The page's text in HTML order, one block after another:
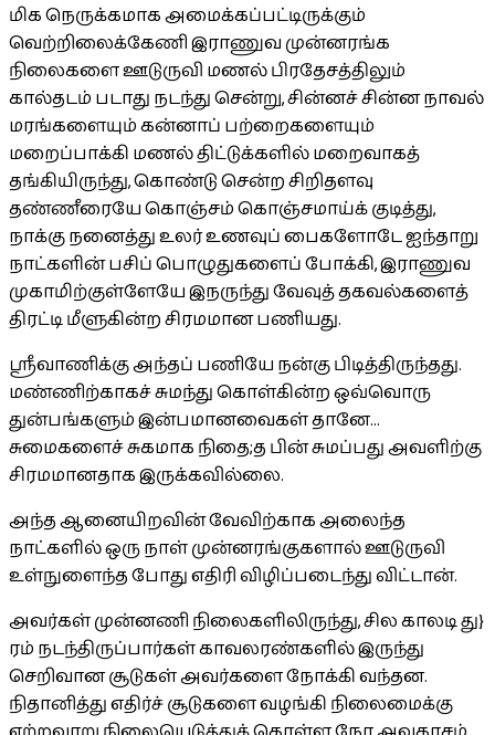
மிக நெருக்கமாக அமைக்கப்பட்டிருக்கும்
வெற்றிலைக்கேணி இராணுவ முன்னரங்க
நிலைகளை ஊடுருவி மணல் பிரதேசத்திலும்
கால்தடம் படாது நடந்து சென்று, சின்னச் சின்ன நாவல்
மரங்களையும் கன்னாப் பற்றைகளையும்
மறைப்பாக்கி மணல் திட்டுக்களில் மறைவாகத்
தங்கியிருந்து, கொண்டு சென்ற சிறிதளவு
தண்ணீரையே கொஞ்சம் கொஞ்சமாய்க் குடித்து,
நாக்கு நனைத்து உலர் உணவுப் பைகளோடே ஐந்தாறு
நாட்களின் பசிப் பொழுதுகளைப் போக்கி, இராணுவ
முகாமிற்குள்ளேயே இநருந்து வேவுத் தகவல்களைத்
திரட்டி மீளுகின்ற சிரமமான பணியது.
ஸ்ரீவாணிக்கு அந்தப் பணியே நன்கு பிடித்திருந்தது.
மண்ணிற்காகச் சுமந்து கொள்கின்ற ஒவ்வொரு
துன்பங்களும் இன்பமானவைகள் தானே...
சுமைகளைச் சுகமாக நிதை;த பின் சுமப்பது அவளிற்கு
சிரமமானதாக இருக்கவில்லை.
அந்த ஆனையிறவின் வேவிற்காக அலைந்த
நாட்களில் ஒரு நாள் முன்னரங்குகளால் ஊடுருவி
உள்நுளைந்த போது எதிரி விழிப்படைந்து விட்டான்.
அவர்கள் முன்னணி நிலைகளிலிருந்து, சில காலடி து}
ரம் நடந்திருப்பார்கள் காவலரண்களில் இருந்து
செறிவான சூடுகள் அவர்களை நோக்கி வந்தன.
நிதானித்து எதிர்ச் சூடுகளை வழங்கி நிலைமைக்கு